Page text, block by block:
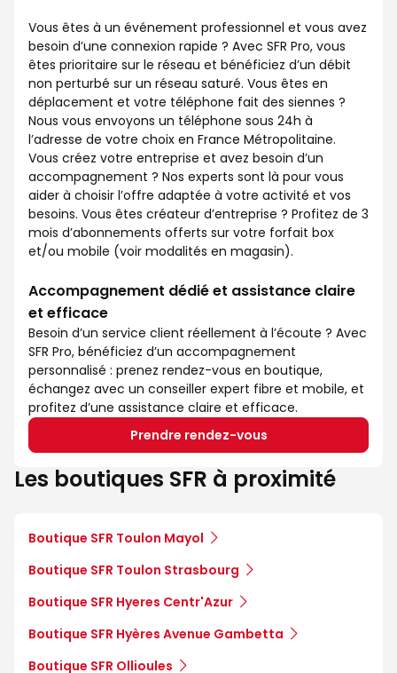
Vous êtes à un événement professionnel et vous avez
besoin d’une connexion rapide ? Avec SFR Pro, vous
êtes prioritaire sur le réseau et bénéficiez d’un débit
non perturbé sur un réseau saturé. Vous êtes en
déplacement et votre téléphone fait des siennes ?
Nous vous envoyons un téléphone sous 24h à
l’adresse de votre choix en France Métropolitaine.
Vous créez votre entreprise et avez besoin d’un
accompagnement ? Nos experts sont là pour vous
aider à choisir l’offre adaptée à votre activité et vos
besoins. Vous êtes créateur d’entreprise ? Profitez de 3
mois d’abonnements offerts sur votre forfait box
et/ou mobile (voir modalités en magasin).
Accompagnement dédié et assistance claire
et efficace
Besoin d’un service client réellement à l’écoute ? Avec
SFR Pro, bénéficiez d’un accompagnement
personnalisé : prenez rendez-vous en boutique,
échangez avec un conseiller expert fibre et mobile, et
profitez d’une assistance claire et efficace.
Prendre rendez-vous
Les boutiques SFR à proximité
Boutique SFR Toulon Mayol
Boutique SFR Toulon Strasbourg
Boutique SFR Hyeres Centr'Azur
Boutique SFR Hyères Avenue Gambetta
Boutique SFR Ollioules